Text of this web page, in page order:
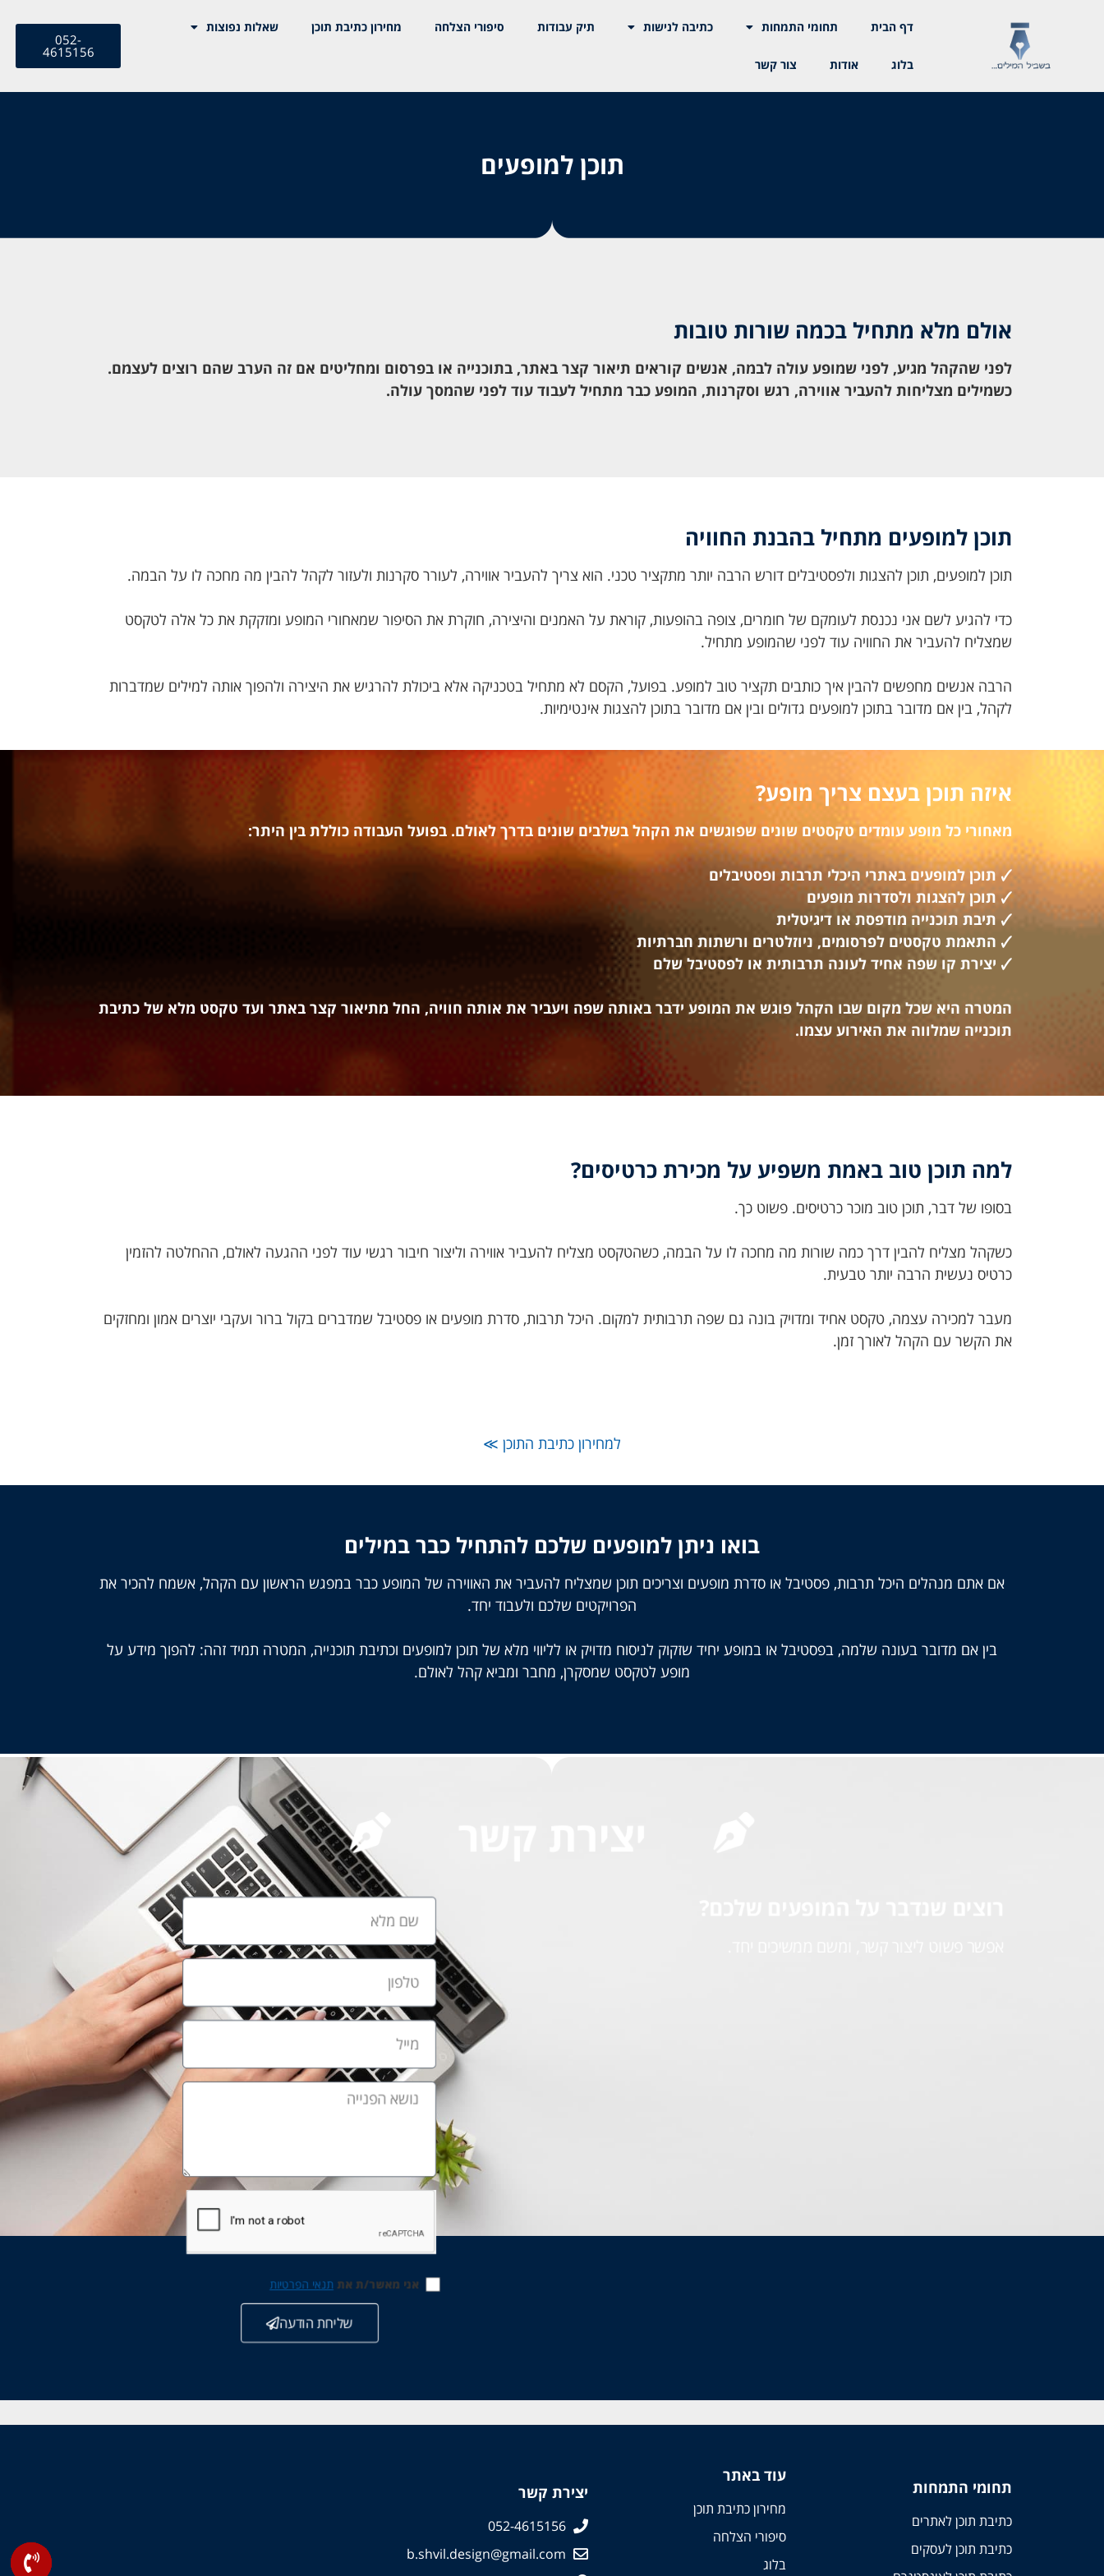
דף הבית תחומי התמחות כתיבה לנישות תיק עבודות סיפורי הצלחה מחירון כתיבת תוכן שאלות נפוצות
בלוג אודות צור קשר
052-
4615156
תוכן למופעים
אולם מלא מתחיל בכמה שורות טובות
לפני שהקהל מגיע, לפני שמופע עולה לבמה, אנשים קוראים תיאור קצר באתר, בתוכנייה או בפרסום ומחליטים אם זה הערב שהם רוצים לעצמם.
כשמילים מצליחות להעביר אווירה, רגש וסקרנות, המופע כבר מתחיל לעבוד עוד לפני שהמסך עולה.
תוכן למופעים מתחיל בהבנת החוויה
תוכן למופעים, תוכן להצגות ולפסטיבלים דורש הרבה יותר מתקציר טכני. הוא צריך להעביר אווירה, לעורר סקרנות ולעזור לקהל להבין מה מחכה לו על הבמה.
כדי להגיע לשם אני נכנסת לעומקם של חומרים, צופה בהופעות, קוראת על האמנים והיצירה, חוקרת את הסיפור שמאחורי המופע ומזקקת את כל אלה לטקסט
שמצליח להעביר את החוויה עוד לפני שהמופע מתחיל.
הרבה אנשים מחפשים להבין איך כותבים תקציר טוב למופע. בפועל, הקסם לא מתחיל בטכניקה אלא ביכולת להרגיש את היצירה ולהפוך אותה למילים שמדברות
לקהל, בין אם מדובר בתוכן למופעים גדולים ובין אם מדובר בתוכן להצגות אינטימיות.
איזה תוכן בעצם צריך מופע?
מאחורי כל מופע עומדים טקסטים שונים שפוגשים את הקהל בשלבים שונים בדרך לאולם. בפועל העבודה כוללת בין היתר:
🗸 תוכן למופעים באתרי היכלי תרבות ופסטיבלים
🗸 תוכן להצגות ולסדרות מופעים
🗸 תיבת תוכנייה מודפסת או דיגיטלית
🗸 התאמת טקסטים לפרסומים, ניוזלטרים ורשתות חברתיות
🗸 יצירת קו שפה אחיד לעונה תרבותית או לפסטיבל שלם
המטרה היא שכל מקום שבו הקהל פוגש את המופע ידבר באותה שפה ויעביר את אותה חוויה, החל מתיאור קצר באתר ועד טקסט מלא של כתיבת
תוכנייה שמלווה את האירוע עצמו.
למה תוכן טוב באמת משפיע על מכירת כרטיסים?
בסופו של דבר, תוכן טוב מוכר כרטיסים. פשוט כך.
כשקהל מצליח להבין דרך כמה שורות מה מחכה לו על הבמה, כשהטקסט מצליח להעביר אווירה וליצור חיבור רגשי עוד לפני ההגעה לאולם, ההחלטה להזמין
כרטיס נעשית הרבה יותר טבעית.
מעבר למכירה עצמה, טקסט אחיד ומדויק בונה גם שפה תרבותית למקום. היכל תרבות, סדרת מופעים או פסטיבל שמדברים בקול ברור ועקבי יוצרים אמון ומחזקים
את הקשר עם הקהל לאורך זמן.
למחירון כתיבת התוכן ≫
בואו ניתן למופעים שלכם להתחיל כבר במילים
אם אתם מנהלים היכל תרבות, פסטיבל או סדרת מופעים וצריכים תוכן שמצליח להעביר את האווירה של המופע כבר במפגש הראשון עם הקהל, אשמח להכיר את
הפרויקטים שלכם ולעבוד יחד.
בין אם מדובר בעונה שלמה, בפסטיבל או במופע יחיד שזקוק לניסוח מדויק או לליווי מלא של תוכן למופעים וכתיבת תוכנייה, המטרה תמיד זהה: להפוך מידע על
מופע לטקסט שמסקרן, מחבר ומביא קהל לאולם.
אני מאשר/ת את תנאי הפרטיות
שליחת הודעה
תחומי התמחות
כתיבת תוכן לאתרים
כתיבת תוכן לעסקים
עוד באתר
מחירון כתיבת תוכן
סיפורי הצלחה
בלוג
יצירת קשר
052-4615156
b.shvil.design@gmail.com